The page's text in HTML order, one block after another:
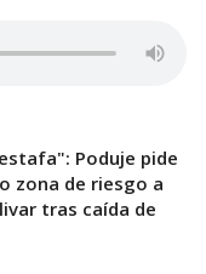
Poduje pide
zona de riesgo a
tras caída de